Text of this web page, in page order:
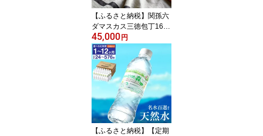
【ふるさと納税】関孫六
ダマスカス三徳包丁16.5
cm ステンレス 一体型
貝印 おしゃれ キッチン
用品 調理器具 よく切れ
る 日本製 引越し 新生活
贈り物・ギフトにも 送料
無料 H30-02 テレビ 雑
誌 人気 165mm
45,000円
【ふるさと納税】【定期